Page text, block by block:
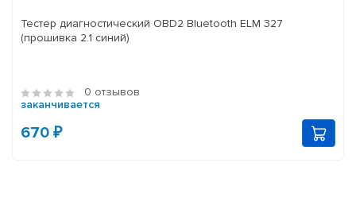
Тестер диагностический OBD2 Bluetooth ELM 327
(прошивка 2.1 синий)
0 отзывов
заканчивается
670 ₽